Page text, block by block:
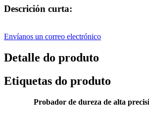
Descrición curta:
Envíanos un correo electrónico
Detalle do produto
Etiquetas do produto
Probador de dureza de alta